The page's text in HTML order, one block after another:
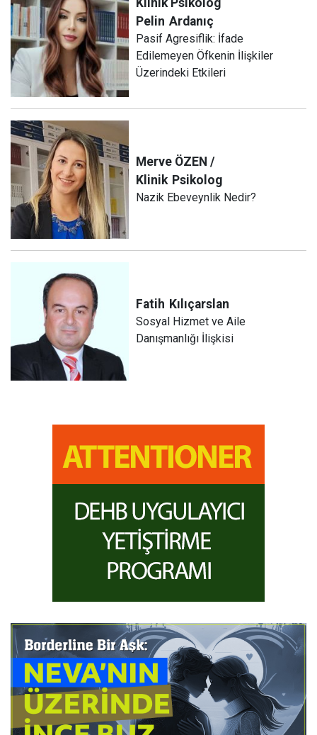
Pelin Ardanıç
Pasif Agresiflik: İfade
Edilemeyen Öfkenin İlişkiler
Üzerindeki Etkileri
Merve ÖZEN /
Klinik Psikolog
Nazik Ebeveynlik Nedir?
Fatih Kılıçarslan
Sosyal Hizmet ve Aile
Danışmanlığı İlişkisi